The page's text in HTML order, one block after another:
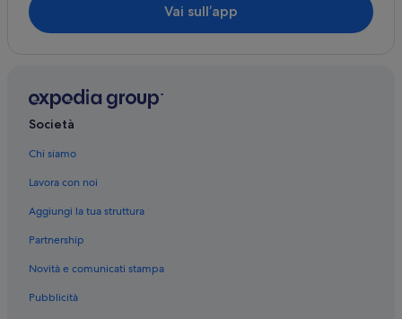
Angra dos Reis: Hotel sulla spiaggia
Angra dos Reis: Hotel con bar
Angra dos Reis: Hotel con piscina
Angra dos Reis: Resort e hotel con spa
Angra dos Reis: Hotel all inclusive
Isola delle Palme: Resort con appartamenti
Vai sull’app
Società
Chi siamo
Lavora con noi
Aggiungi la tua struttura
Partnership
Novità e comunicati stampa
Pubblicità